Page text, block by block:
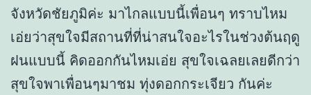
จังหวัดชัยภูมิค่ะ มาไกลแบบนี้เพื่อนๆ ทราบไหม
เอ่ยว่าสุขใจมีสถานที่ที่น่าสนใจอะไรในช่วงต้นฤดู
ฝนแบบนี้ คิดออกกันไหมเอ่ย สุขใจเฉลยเลยดีกว่า
สุขใจพาเพื่อนๆมาชม ทุ่งดอกกระเจียว กันค่ะ